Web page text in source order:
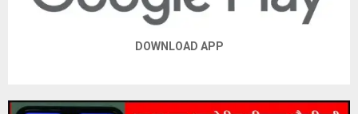
DOWNLOAD APP